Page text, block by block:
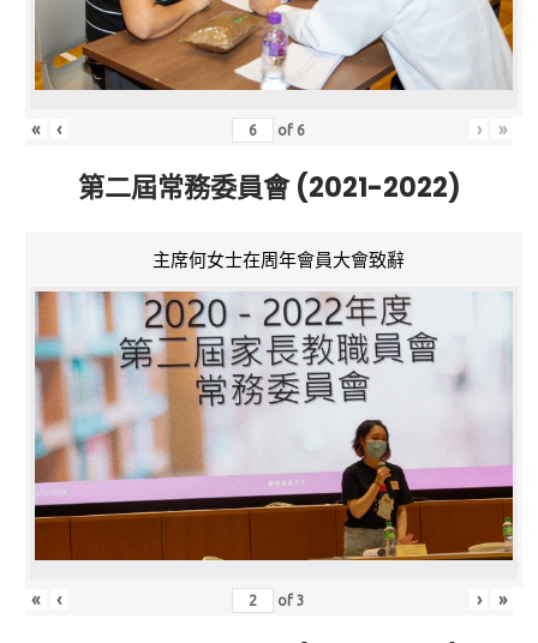
« ‹ of 6 › »
第二屆常務委員會 (2021-2022)
主席何女士在周年會員大會致辭
« ‹ of3 › »